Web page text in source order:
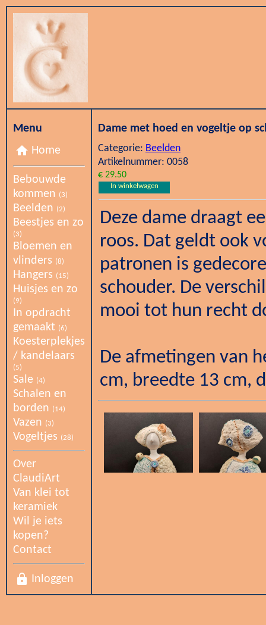
Menu
home Home
Bebouwde
kommen (3)
Beelden (2)
Beestjes en zo
(3)
Bloemen en
vlinders (8)
Hangers (15)
Huisjes en zo
(9)
In opdracht
gemaakt (6)
Koesterplekjes
/ kandelaars
(5)
Sale (4)
Schalen en
borden (14)
Vazen (3)
Vogeltjes (28)
Over
ClaudiArt
Van klei tot
keramiek
Wil je iets
kopen?
Contact
lock Inloggen
Dame met hoed en vogeltje op
Categorie: Beelden
Artikelnummer: 0058
€ 29.50
In winkelwagen
Deze dame draagt
roos. Dat geldt ook
patronen is
schouder. De
mooi tot hun recht
De afmetingen van
cm, breedte 13 cm,